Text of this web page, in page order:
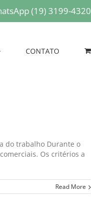
(19) 3199-4320
CONTATO
do trabalho Durante o
Os critérios a
Read More